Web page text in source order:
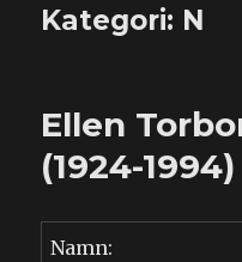
Kategori: N
Ellen
(1924-1994)
Namn: